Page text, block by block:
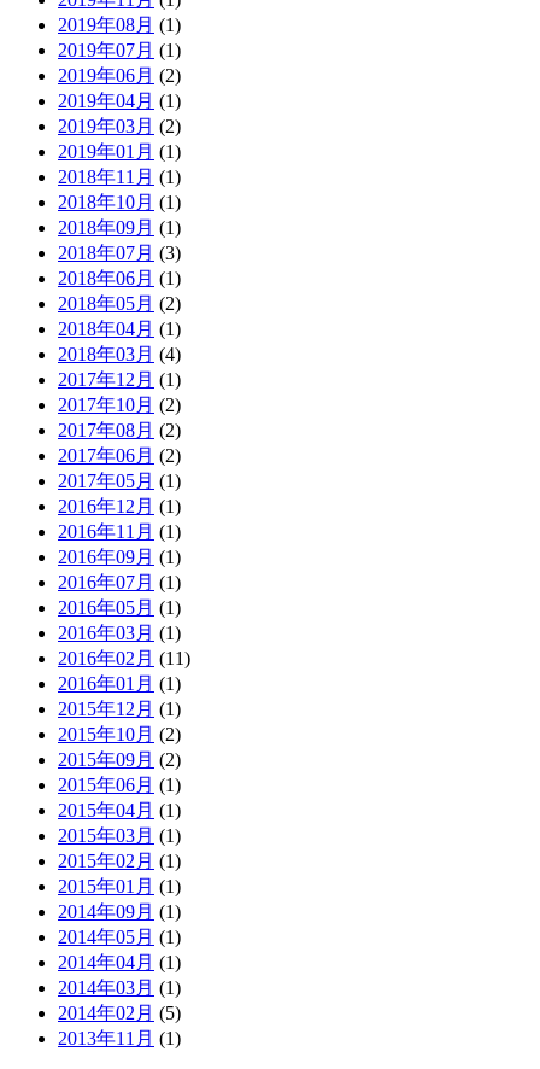
2019年08月 (1)
2019年07月 (1)
2019年06月 (2)
2019年04月 (1)
2019年03月 (2)
2019年01月 (1)
2018年11月 (1)
2018年10月 (1)
2018年09月 (1)
2018年07月 (3)
2018年06月 (1)
2018年05月 (2)
2018年04月 (1)
2018年03月 (4)
2017年12月 (1)
2017年10月 (2)
2017年08月 (2)
2017年06月 (2)
2017年05月 (1)
2016年12月 (1)
2016年11月 (1)
2016年09月 (1)
2016年07月 (1)
2016年05月 (1)
2016年03月 (1)
2016年02月 (11)
2016年01月 (1)
2015年12月 (1)
2015年10月 (2)
2015年09月 (2)
2015年06月 (1)
2015年04月 (1)
2015年03月 (1)
2015年02月 (1)
2015年01月 (1)
2014年09月 (1)
2014年05月 (1)
2014年04月 (1)
2014年03月 (1)
2014年02月 (5)
2013年11月 (1)